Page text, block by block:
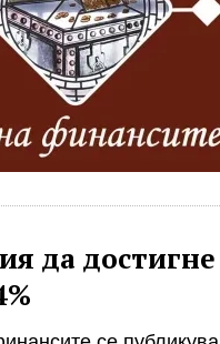
да достигне